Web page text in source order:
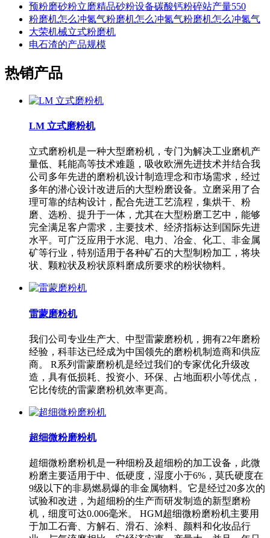
预粉磨砂粉立磨精品砂粉设备碳酸钙粉碎站产量550
粉磨机怎么冲氮气粉磨机怎么冲氮气粉磨机怎么冲氮气
大荣机械立式粉磨机
电石渣的产品规模
热销产品
LM 立式磨粉机
立式磨粉机是一种大型磨粉机，专门为解决工业磨机产
量低、耗能高等技术难题，吸收欧洲先进技术并结合我
公司多年先进的磨粉机设计制造理念和市场需求，经过
多年的潜心设计改进后的大型粉磨设备。立磨采用了合
理可靠的结构设计，配合先进工艺流程，集烘干、粉
磨、选粉、提升于一体，尤其在大型粉磨工艺中，能够
完全满足客户需求，主要技术、经济指标达到国际先进
水平。可广泛应用于水泥、电力、冶金、化工、非金属
矿等行业，特别适用于各种矿石的大型制粉加工，将块
状、颗粒状及粉状原料磨成所要求的粉状物料。
雷蒙磨粉机
我们公司专业生产大、中型雷蒙磨粉机，拥有22年磨粉
经验，科菲达已经成为中国领先的磨粉机制造商和供应
商。 R系列雷蒙磨粉机是经过我们的专家优化升级改
造，具有低损耗、投资小、环保、占地面积小等优点，
它比传统的雷蒙磨粉机效率更高。
超细微粉磨粉机
超细微粉磨粉机是一种细粉及超细粉的加工设备，此微
粉磨主要适用于中、低硬度，湿度小于6%，莫氏硬度在
9级以下的非易燃易爆的非金属物料。它是经过20多次的
试验和改进，为超细粉的生产而研发制造的新型磨粉
机，细度可达0.006毫米。 HGM超细微粉磨粉机主要用
于加工石膏、方解石、滑石、涂料、颜料和化妆品行